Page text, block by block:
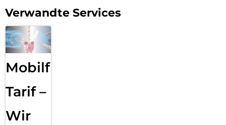
Verwandte Services
Mobilfunk
Tarif –
Wir